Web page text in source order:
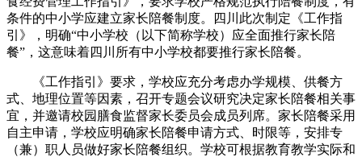
条件的中小学应建立家长陪餐制度。四川此次制定《工作指
引》，明确“中小学校（以下简称学校）应全面推行家长陪
餐”，这意味着四川所有中小学校都要推行家长陪餐。
《工作指引》要求，学校应充分考虑办学规模、供餐方
式、地理位置等因素，召开专题会议研究决定家长陪餐相关事
宜，并邀请校园膳食监督家长委员会成员列席。家长陪餐采用
自主申请，学校应明确家长陪餐申请方式、时限等，安排专
（兼）职人员做好家长陪餐组织。学校可根据教育教学实际和